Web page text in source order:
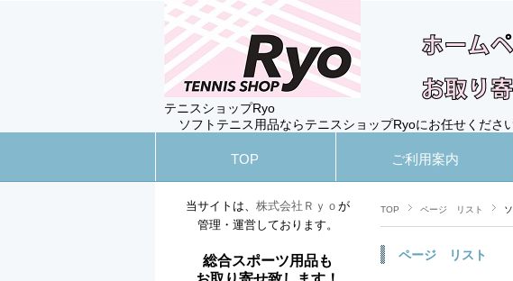
テニスショップRyo
ソフトテニス用品ならテニスショップRyoにお任せくださ
TOP ご利用案内
TOP ページ リスト
ページ リスト
当サイトは、 株式会社Ｒｙｏ が
管理・運営しております。
総合スポーツ用品も